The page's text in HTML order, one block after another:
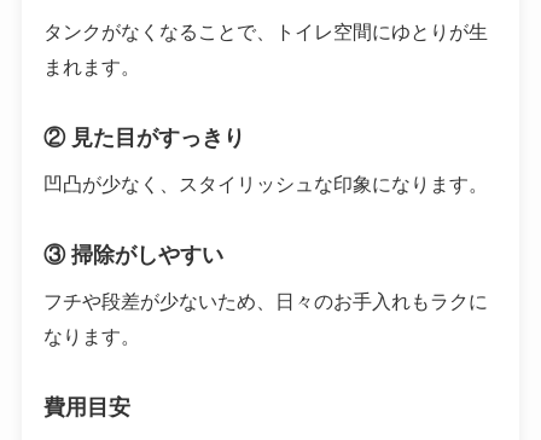
タンクがなくなることで、トイレ空間にゆとりが生
まれます。
② 見た目がすっきり
凹凸が少なく、スタイリッシュな印象になります。
③ 掃除がしやすい
フチや段差が少ないため、日々のお手入れもラクに
なります。
費用目安